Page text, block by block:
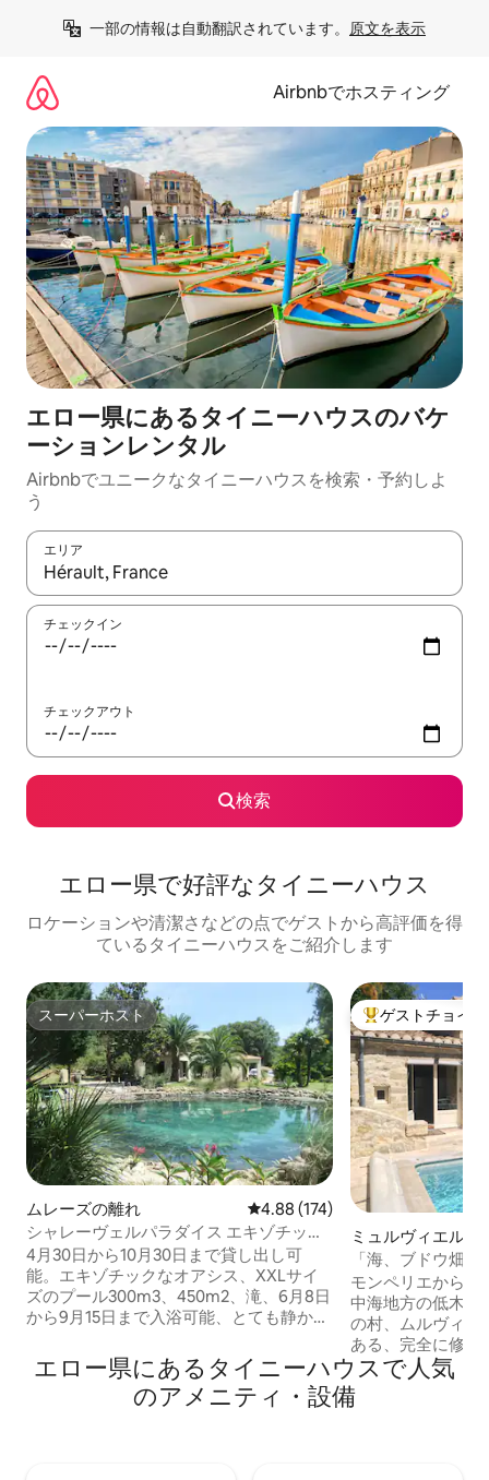
一部の情報は自動翻訳されています。 原文を表示
Airbnbでホスティング
エロー県にあるタイニーハウスのバケ
ーションレンタル
Airbnbでユニークなタイニーハウスを検索・予約しよ
う
エリア
検索結果が表示されたら、上下の矢印キーを使って移動するか
チェックイン
チェックアウト
検索
エロー県で好評なタイニーハウス
ロケーションや清潔さなどの点でゲストから高評価を得
ているタイニーハウスをご紹介します
スーパーホスト
スーパーホスト
ムレーズの離れ レビュー174件、5つ星中4.88つ
4.88 (174)
シャレーヴェルパラダイス エキゾチック
なプール付き
4月30日から10月30日まで貸し出し可
能。エキゾチックなオアシス、XXLサイ
ズのプール300m3、450m2、滝、6月8日
から9月15日まで入浴可能、とても静か。
ッド、向かいに家なし、独立した敷地の2
番目の部分に位置、1500㎡の松林、周辺
の素晴らしい景色、最低限の調理器具、
大好評のゲスト
ゲストチョイス
ミュルヴィエル・
リエの一軒家
「海、ブドウ畑
モンペリエから
中海地方の低木地
の村、ムルヴィエ
ある、完全に修復
さな納屋を貸し出して
宿泊施設 - キッチ
ム（冷蔵庫、電子
エロー県にあるタイニーハウスで人気
のアメニティ・設備